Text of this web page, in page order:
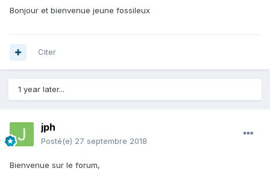
Bonjour et bienvenue jeune fossileux
Citer
1 year later...
jph
Posté(e) 27 septembre 2018
Bienvenue sur le forum,